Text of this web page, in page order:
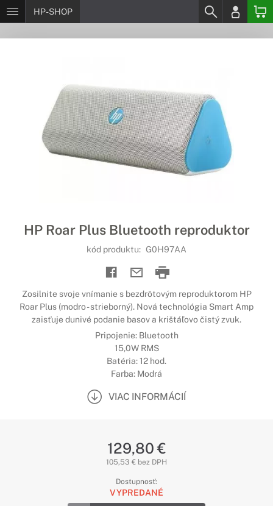
HP-SHOP
HP Roar Plus Bluetooth reproduktor
kód produktu: G0H97AA
Zosilnite svoje vnímanie s bezdrôtovým reproduktorom HP
Roar Plus (modro - strieborný). Nová technológia Smart Amp
zaisťuje dunivé podanie basov a krištáľovo čistý zvuk.
Pripojenie: Bluetooth
15,0W RMS
Batéria: 12 hod.
Farba: Modrá
VIAC INFORMÁCIÍ
129,80 €
105,53 € bez DPH
Dostupnosť:
VYPREDANÉ